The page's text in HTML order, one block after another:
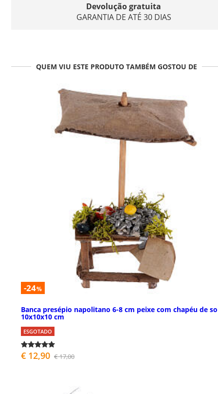
Devolução gratuita
GARANTIA DE ATÉ 30 DIAS
QUEM VIU ESTE PRODUTO TAMBÉM GOSTOU DE
-24%
Banca presépio napolitano 6-8 cm peixe com chapéu de
10x10x10 cm
ESGOTADO
€ 12,90 € 17,00